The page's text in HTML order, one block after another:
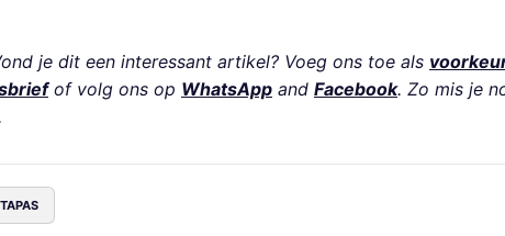
je dit een interessant artikel? Voeg ons toe als
of volg ons op WhatsApp and Facebook. Zo mis je